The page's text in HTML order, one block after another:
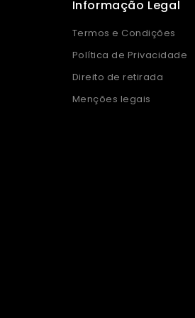
Informação Legal
Termos e Condições
Política de Privacidade
Direito de retirada
Menções legais